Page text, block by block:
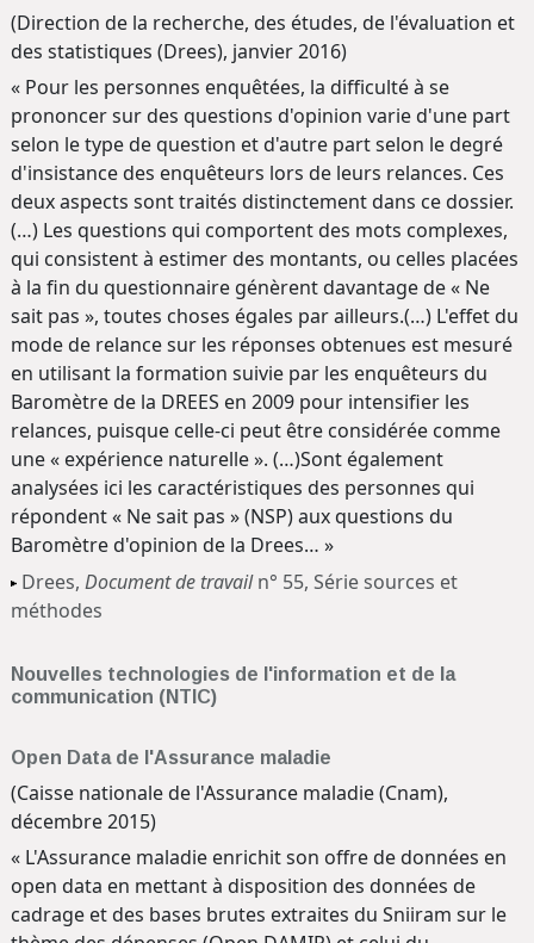
(Direction de la recherche, des études, de l'évaluation et
des statistiques (Drees), janvier 2016)
« Pour les personnes enquêtées, la difficulté à se
prononcer sur des questions d'opinion varie d'une part
selon le type de question et d'autre part selon le degré
d'insistance des enquêteurs lors de leurs relances. Ces
deux aspects sont traités distinctement dans ce dossier.
(…) Les questions qui comportent des mots complexes,
qui consistent à estimer des montants, ou celles placées
à la fin du questionnaire génèrent davantage de « Ne
sait pas », toutes choses égales par ailleurs.(…) L'effet du
mode de relance sur les réponses obtenues est mesuré
en utilisant la formation suivie par les enquêteurs du
Baromètre de la DREES en 2009 pour intensifier les
relances, puisque celle-ci peut être considérée comme
une « expérience naturelle ». (…)Sont également
analysées ici les caractéristiques des personnes qui
répondent « Ne sait pas » (NSP) aux questions du
Baromètre d'opinion de la Drees… »
Drees, Document de travailn° 55, Série sources et
méthodes
Nouvelles technologies de l'information et de la
communication (NTIC)
Open Data de l'Assurance maladie
(Caisse nationale de l'Assurance maladie (Cnam),
décembre 2015)
« L'Assurance maladie enrichit son offre de données en
open data en mettant à disposition des données de
cadrage et des bases brutes extraites du Sniiram sur le